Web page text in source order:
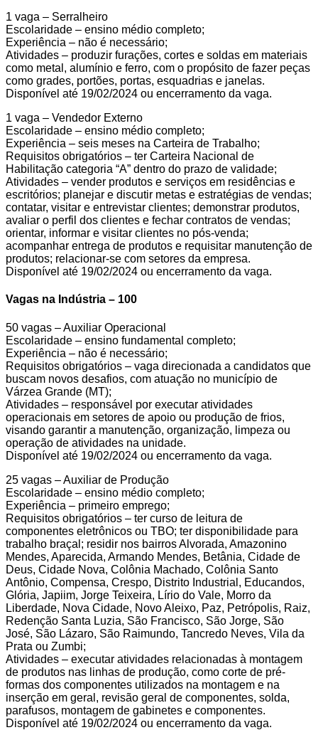
1 vaga – Serralheiro
Escolaridade – ensino médio completo;
Experiência – não é necessário;
Atividades – produzir furações, cortes e soldas em materiais
como metal, alumínio e ferro, com o propósito de fazer peças
como grades, portões, portas, esquadrias e janelas.
Disponível até 19/02/2024 ou encerramento da vaga.
1 vaga – Vendedor Externo
Escolaridade – ensino médio completo;
Experiência – seis meses na Carteira de Trabalho;
Requisitos obrigatórios – ter Carteira Nacional de
Habilitação categoria “A” dentro do prazo de validade;
Atividades – vender produtos e serviços em residências e
escritórios; planejar e discutir metas e estratégias de vendas;
contatar, visitar e entrevistar clientes; demonstrar produtos,
avaliar o perfil dos clientes e fechar contratos de vendas;
orientar, informar e visitar clientes no pós-venda;
acompanhar entrega de produtos e requisitar manutenção de
produtos; relacionar-se com setores da empresa.
Disponível até 19/02/2024 ou encerramento da vaga.
Vagas na Indústria – 100
50 vagas – Auxiliar Operacional
Escolaridade – ensino fundamental completo;
Experiência – não é necessário;
Requisitos obrigatórios – vaga direcionada a candidatos que
buscam novos desafios, com atuação no município de
Várzea Grande (MT);
Atividades – responsável por executar atividades
operacionais em setores de apoio ou produção de frios,
visando garantir a manutenção, organização, limpeza ou
operação de atividades na unidade.
Disponível até 19/02/2024 ou encerramento da vaga.
25 vagas – Auxiliar de Produção
Escolaridade – ensino médio completo;
Experiência – primeiro emprego;
Requisitos obrigatórios – ter curso de leitura de
componentes eletrônicos ou TBO; ter disponibilidade para
trabalho braçal; residir nos bairros Alvorada, Amazonino
Mendes, Aparecida, Armando Mendes, Betânia, Cidade de
Deus, Cidade Nova, Colônia Machado, Colônia Santo
Antônio, Compensa, Crespo, Distrito Industrial, Educandos,
Glória, Japiim, Jorge Teixeira, Lírio do Vale, Morro da
Liberdade, Nova Cidade, Novo Aleixo, Paz, Petrópolis, Raiz,
Redenção Santa Luzia, São Francisco, São Jorge, São
José, São Lázaro, São Raimundo, Tancredo Neves, Vila da
Prata ou Zumbi;
Atividades – executar atividades relacionadas à montagem
de produtos nas linhas de produção, como corte de pré-
formas dos componentes utilizados na montagem e na
inserção em geral, revisão geral de componentes, solda,
parafusos, montagem de gabinetes e componentes.
Disponível até 19/02/2024 ou encerramento da vaga.